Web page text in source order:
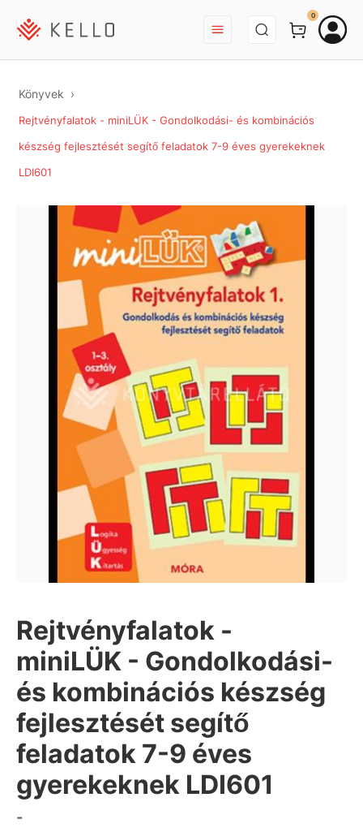
BEJELENTKEZÉS
0
Könyvek
Rejtvényfalatok - miniLÜK - Gondolkodási- és kombinációs
készség fejlesztését segítő feladatok 7-9 éves gyerekeknek
LDI601
Rejtvényfalatok -
miniLÜK - Gondolkodási-
és kombinációs készség
fejlesztését segítő
feladatok 7-9 éves
gyerekeknek LDI601
-